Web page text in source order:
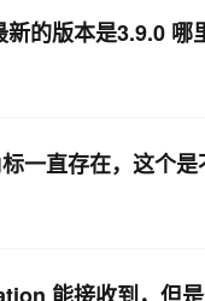
的版本是3.9.0 哪
一直存在，这个